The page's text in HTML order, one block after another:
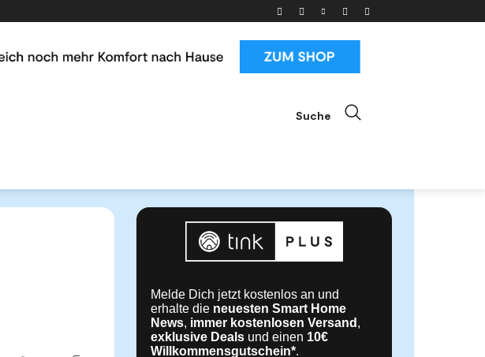
Suche
Melde Dich jetzt kostenlos an und
erhalte die neuesten Smart Home
News, immer kostenlosen Versand ,
exklusive Deals und einen 10€
Willkommensgutschein*.